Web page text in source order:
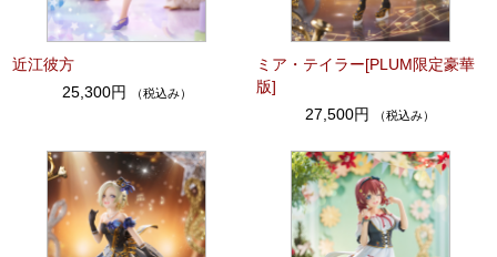
近江彼方
25,300円
（税込み）
ミア・テイラー[PLUM限定豪華
版]
27,500円
（税込み）